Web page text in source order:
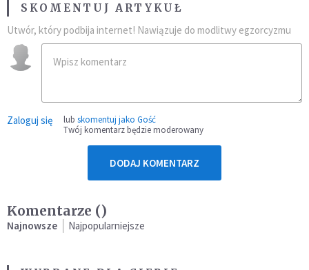
SKOMENTUJ ARTYKUŁ
Utwór, który podbija internet! Nawiązuje do modlitwy egzorcyzmu
Zaloguj się lub skomentuj jako Gość
Twój komentarz będzie moderowany
DODAJ KOMENTARZ
Komentarze ()
Najnowsze Najpopularniejsze